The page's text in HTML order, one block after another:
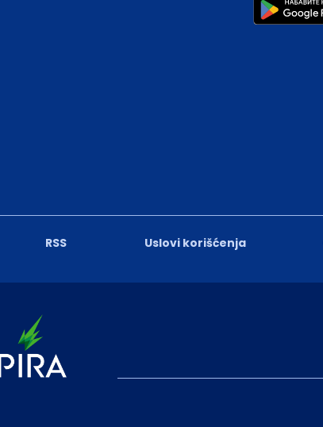
RSS Uslovi korišćenja